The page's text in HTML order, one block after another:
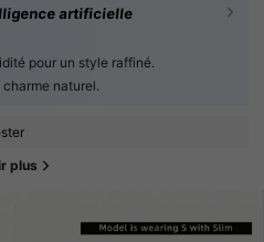
artificielle
pour un style raffiné.
naturel.
plus